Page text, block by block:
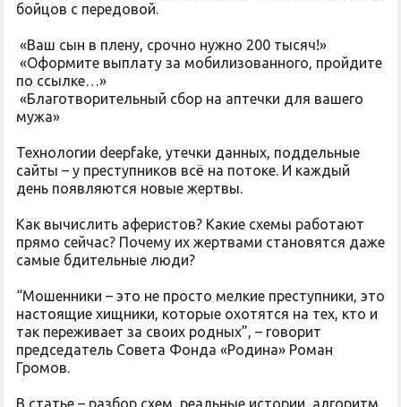
бойцов с передовой.
«Ваш сын в плену, срочно нужно 200 тысяч!»
«Оформите выплату за мобилизованного, пройдите
по ссылке…»
«Благотворительный сбор на аптечки для вашего
мужа»
Технологии deepfake, утечки данных, поддельные
сайты – у преступников всё на потоке. И каждый
день появляются новые жертвы.
Как вычислить аферистов? Какие схемы работают
прямо сейчас? Почему их жертвами становятся даже
самые бдительные люди?
“Мошенники – это не просто мелкие преступники, это
настоящие хищники, которые охотятся на тех, кто и
так переживает за своих родных”, – говорит
председатель Совета Фонда «Родина» Роман
Громов.
В статье – разбор схем, реальные истории, алгоритм